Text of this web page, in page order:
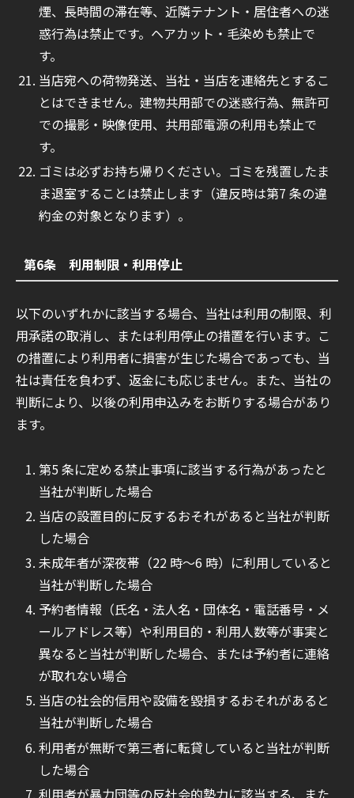
煙、長時間の滞在等、近隣テナント・居住者への迷
惑行為は禁止です。ヘアカット・毛染めも禁止で
す。
当店宛への荷物発送、当社・当店を連絡先とするこ
とはできません。建物共用部での迷惑行為、無許可
での撮影・映像使用、共用部電源の利用も禁止で
す。
ゴミは必ずお持ち帰りください。ゴミを残置したま
ま退室することは禁止します（違反時は第7 条の違
約金の対象となります）。
第6条 利用制限・利用停止
以下のいずれかに該当する場合、当社は利用の制限、利
用承諾の取消し、または利用停止の措置を行います。こ
の措置により利用者に損害が生じた場合であっても、当
社は責任を負わず、返金にも応じません。また、当社の
判断により、以後の利用申込みをお断りする場合があり
ます。
第5 条に定める禁止事項に該当する行為があったと
当社が判断した場合
当店の設置目的に反するおそれがあると当社が判断
した場合
未成年者が深夜帯（22 時〜6 時）に利用していると
当社が判断した場合
予約者情報（氏名・法人名・団体名・電話番号・メ
ールアドレス等）や利用目的・利用人数等が事実と
異なると当社が判断した場合、または予約者に連絡
が取れない場合
当店の社会的信用や設備を毀損するおそれがあると
当社が判断した場合
利用者が無断で第三者に転貸していると当社が判断
した場合
利用者が暴力団等の反社会的勢力に該当する、また